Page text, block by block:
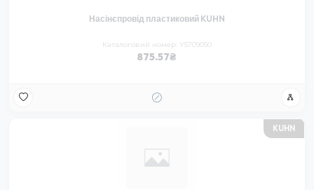
Насінєпровід пластиковий KUHN
Каталоговий номер: Y5709050
875.57
KUHN